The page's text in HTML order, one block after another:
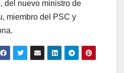
del nuevo ministro de
miembro del PSC y